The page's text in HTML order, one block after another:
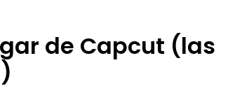
Finder
antirrobo de tu teléfono, nuestra
de Capcut (las